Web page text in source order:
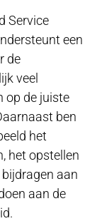
Service
een
de
veel
op de juiste
ben
het
het opstellen
aan
aan de